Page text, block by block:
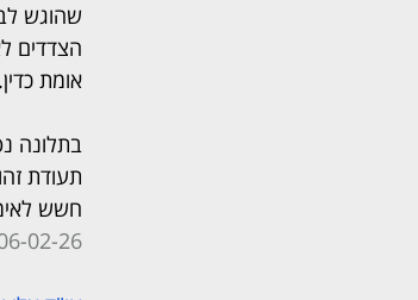
שהוגש
הצדדים
אומת כדין.
בתלונה
תעודת
חשש
02-26